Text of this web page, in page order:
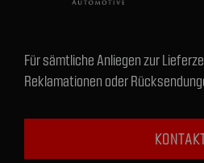
Für sämtliche Anliegen zur
Reklamationen oder